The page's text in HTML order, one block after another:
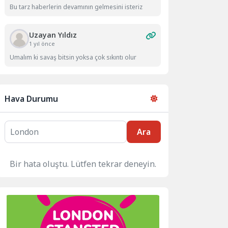
Bu tarz haberlerin devamının gelmesini isteriz
Uzayan Yıldız
1 yıl önce
Umalım ki savaş bitsin yoksa çok sıkıntı olur
Hava Durumu
Ara
Bir hata oluştu. Lütfen tekrar deneyin.